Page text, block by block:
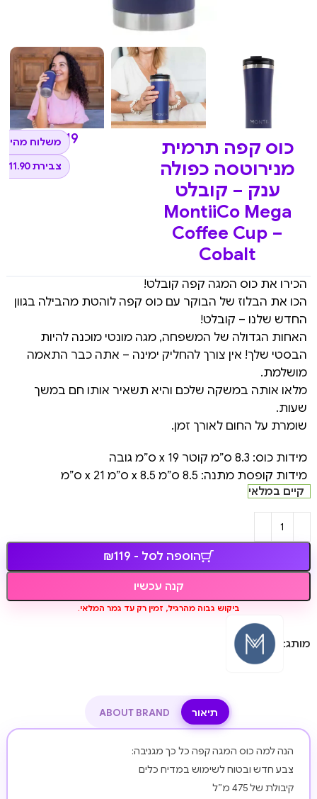
כוס קפה תרמית
מנירוטסה כפולה
ענק – קובלט
MontiiCo Mega
Coffee Cup –
Cobalt
₪119משלוח מהיר
צבירת 11.90 נקודות
הכירו את כוס המגה קפה קובלט!
הכו את הבלוז של הבוקר עם כוס קפה לוהטת מהבילה בגוון
החדש שלנו – קובלט!
האחות הגדולה של המשפחה, מגה מונטי מוכנה להיות
הבסטי שלך! אין צורך להחליק ימינה – אתה כבר התאמה
מושלמת.
מלאו אותה במשקה שלכם והיא תשאיר אותו חם במשך
שעות.
שומרת על החום לאורך זמן.
מידות כוס: 8.3 ס”מ קוטר x 19 ס”מ גובה
מידות קופסת מתנה: 8.5 ס”מ x 8.5 ס”מ x 21 ס”מ
קיים במלאי
הוספה לסל - ₪119
קנה עכשיו
ביקוש גבוה מהרגיל, זמין רק עד גמר המלאי.
מותג:
תיאור ABOUT BRAND
הנה למה כוס המגה קפה כל כך מגניבה:
צבע חדש ובטוח לשימוש במדיח כלים
קיבולת של 475 מ”ל